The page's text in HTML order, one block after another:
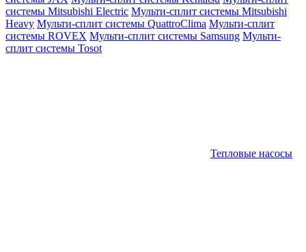
системы Mitsubishi Electric Мульти-сплит системы Mitsubishi
Heavy Мульти-сплит системы QuattroClima Мульти-сплит
системы ROVEX Мульти-сплит системы Samsung Мульти-
сплит системы Tosot
Тепловые насосы